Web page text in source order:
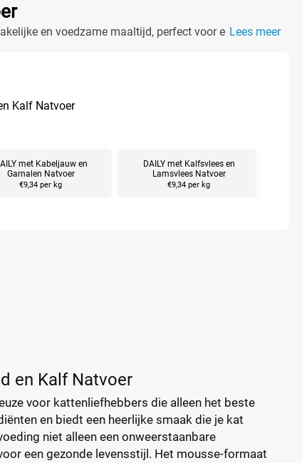
en voedzame maaltijd, perfect voor een gezonde
Lees meer
Kalf Natvoer
met Kabeljauw en
Garnalen Natvoer
€9,34 per kg
DAILY met Kalfsvlees en
Lamsvlees Natvoer
€9,34 per kg
en Kalf Natvoer
voor kattenliefhebbers die alleen het beste
en biedt een heerlijke smaak die je kat
niet alleen een onweerstaanbare
een gezonde levensstijl. Het mousse-formaat